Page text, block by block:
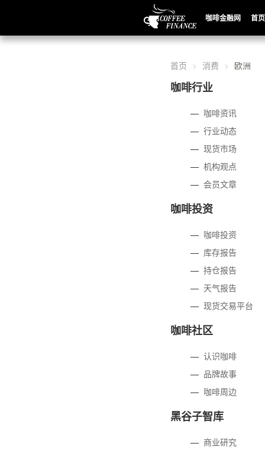
咖啡金融网 首页
首页 消费 欧洲
咖啡行业
— 咖啡资讯
—行业动态
—现货市场
—机构观点
—会员文章
咖啡投资
— 咖啡投资
— 库存报告
—持仓报告
— 天气报告
—现货交易平台
咖啡社区
—认识咖啡
— 品牌故事
— 咖啡周边
黑谷子智库
— 商业研究